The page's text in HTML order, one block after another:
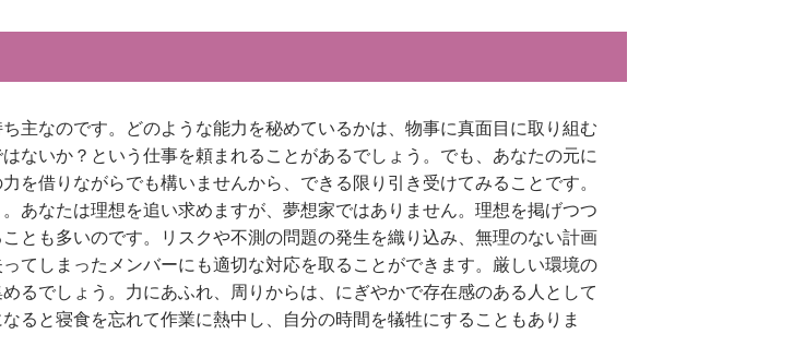
主なのです。どのような能力を秘めているかは、物事に真面目に取り組む
ないか？という仕事を頼まれることがあるでしょう。でも、あなたの元に
を借りながらでも構いませんから、できる限り引き受けてみることです。
あなたは理想を追い求めますが、夢想家ではありません。理想を掲げつつ
とも多いのです。リスクや不測の問題の発生を織り込み、無理のない計画
てしまったメンバーにも適切な対応を取ることができます。厳しい環境の
るでしょう。力にあふれ、周りからは、にぎやかで存在感のある人として
ると寝食を忘れて作業に熱中し、自分の時間を犠牲にすることもありま